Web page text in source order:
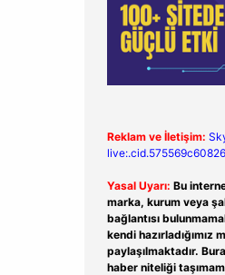
Reklam ve İletişim:
Yasal Uyarı: Bu
marka, kurum veya
bağlantısı
kendi hazırladığımız
paylaşılmaktadır.
haber niteliği